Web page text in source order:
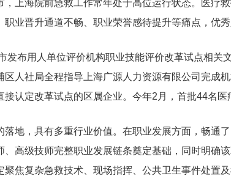
海院前急救工作常年处于高位运行状态。医疗
职业晋升通道不畅、职业荣誉感待提升等痛点，优
布用人单位评价机构职业技能评价改革试点相关
区人社局全程指导上海广源人力资源有限公司完成
接认定改革试点的区属企业。今年2月，首批44名医
，具有多重行业价值。在职业发展方面，畅通
、高级技师完整职业发展链条奠定基础，同时明确
聚焦复杂急救技术、现场指挥、公共卫生事件处置